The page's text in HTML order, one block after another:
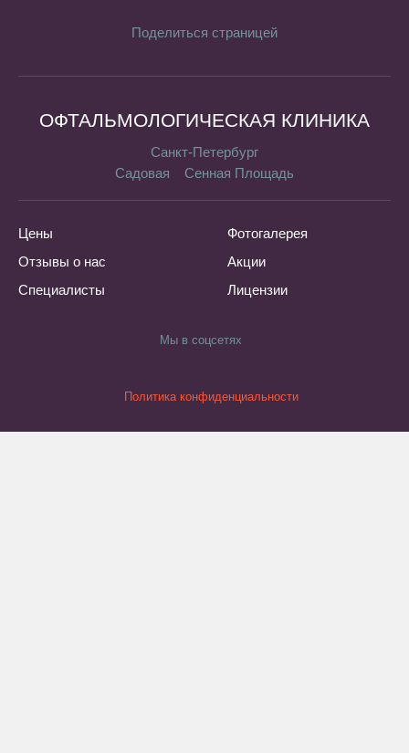
Поделиться страницей
ОФТАЛЬМОЛОГИЧЕСКАЯ КЛИНИКА
Санкт-Петербург
Садовая
Сенная Площадь
Цены
Отзывы о нас
Специалисты
Фотогалерея
Акции
Лицензии
Мы в соцсетях
Политика конфиденциальности